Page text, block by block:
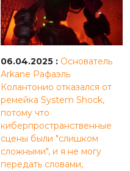
06.04.2025 : Основатель
Arkane Рафаэль
Колантонио отказался от
ремейка System Shock,
потому что
киберпространственные
сцены были "слишком
сложными", и я не могу
передать словами,